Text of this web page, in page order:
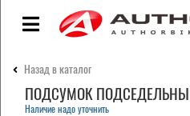
Назад в каталог
ПОДСУМОК ПОДСЕДЕЛЬНЫЙ
Наличие надо уточнить